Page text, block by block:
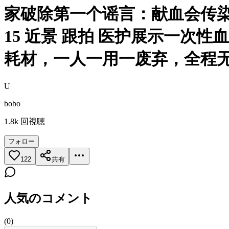
家破除第一个谣言：献血会传
15 近景 跟拍 医护展示一次性
耗材，一人一用一废弃，全程
U
bobo
1.8k 回視聴
フォロー
122 共有
人気のコメント
(0)